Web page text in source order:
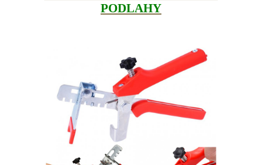
PODLAHY